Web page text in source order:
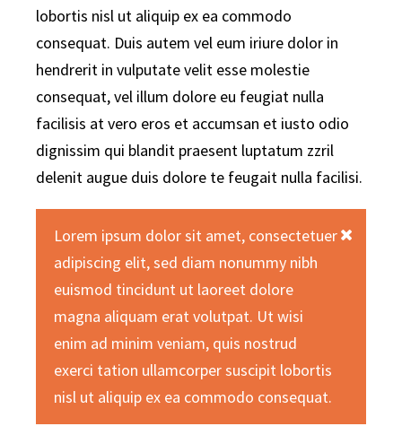
lobortis nisl ut aliquip ex ea commodo
consequat. Duis autem vel eum iriure dolor in
hendrerit in vulputate velit esse molestie
consequat, vel illum dolore eu feugiat nulla
facilisis at vero eros et accumsan et iusto odio
dignissim qui blandit praesent luptatum zzril
delenit augue duis dolore te feugait nulla facilisi.
Lorem ipsum dolor sit amet, consectetuer
adipiscing elit, sed diam nonummy nibh
euismod tincidunt ut laoreet dolore
magna aliquam erat volutpat. Ut wisi
enim ad minim veniam, quis nostrud
exerci tation ullamcorper suscipit lobortis
nisl ut aliquip ex ea commodo consequat.